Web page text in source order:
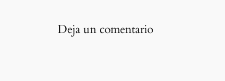
Deja un comentario